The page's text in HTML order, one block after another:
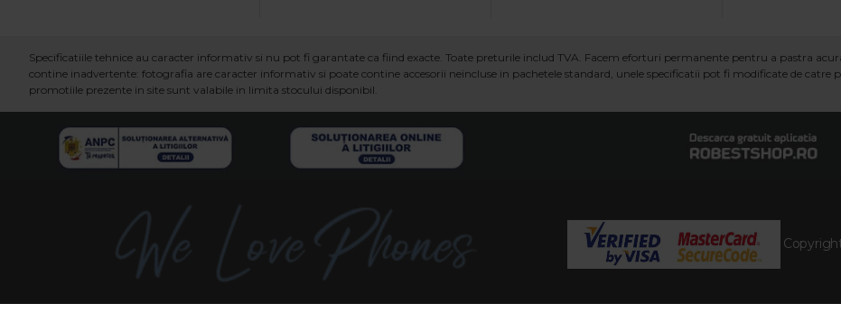
Specificatiile tehnice au caracter informativ si nu pot fi garantate ca fiind exacte. Toate preturile includ TVA. Facem eforturi permanente pentru a pastra
contine inadvertente: fotografia are caracter informativ si poate contine accesorii neincluse in pachetele standard, unele specificatii pot fi modificate de catre
promotiile prezente in site sunt valabile in limita stocului disponibil.